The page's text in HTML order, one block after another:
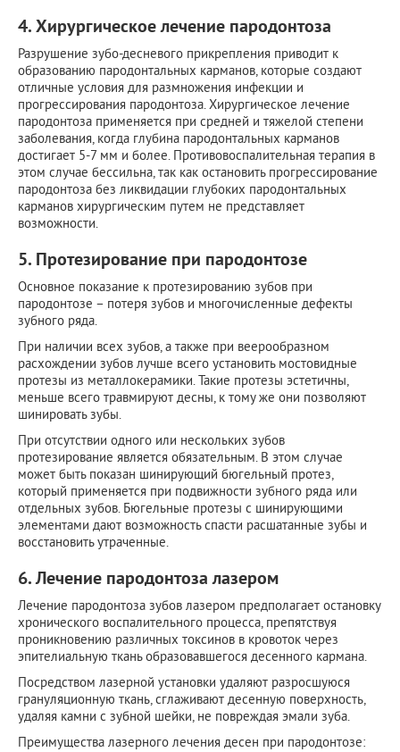
4. Хирургическое лечение пародонтоза
Разрушение зубо-десневого прикрепления приводит к
образованию пародонтальных карманов, которые создают
отличные условия для размножения инфекции и
прогрессирования пародонтоза. Хирургическое лечение
пародонтоза применяется при средней и тяжелой степени
заболевания, когда глубина пародонтальных карманов
достигает 5-7 мм и более. Противовоспалительная терапия в
этом случае бессильна, так как остановить прогрессирование
пародонтоза без ликвидации глубоких пародонтальных
карманов хирургическим путем не представляет
возможности.
5. Протезирование при пародонтозе
Основное показание к протезированию зубов при
пародонтозе – потеря зубов и многочисленные дефекты
зубного ряда.
При наличии всех зубов, а также при веерообразном
расхождении зубов лучше всего установить мостовидные
протезы из металлокерамики. Такие протезы эстетичны,
меньше всего травмируют десны, к тому же они позволяют
шинировать зубы.
При отсутствии одного или нескольких зубов
протезирование является обязательным. В этом случае
может быть показан шинирующий бюгельный протез,
который применяется при подвижности зубного ряда или
отдельных зубов. Бюгельные протезы с шинирующими
элементами дают возможность спасти расшатанные зубы и
восстановить утраченные.
6. Лечение пародонтоза лазером
Лечение пародонтоза зубов лазером предполагает остановку
хронического воспалительного процесса, препятствуя
проникновению различных токсинов в кровоток через
эпителиальную ткань образовавшегося десенного кармана.
Посредством лазерной установки удаляют разросшуюся
грануляционную ткань, сглаживают десенную поверхность,
удаляя камни с зубной шейки, не повреждая эмали зуба.
Преимущества лазерного лечения десен при пародонтозе: